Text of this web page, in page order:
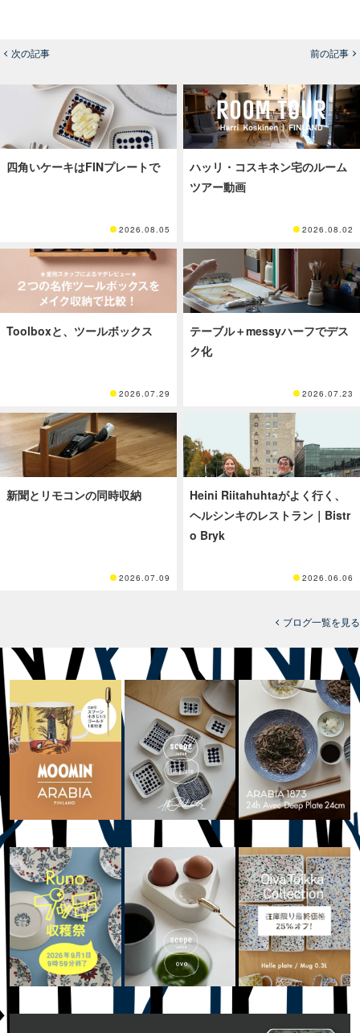
次の記事 前の記事
四角いケーキはFINプレートで
2026.08.05
ハッリ・コスキネン宅のルーム
ツアー動画
2026.08.02
Toolboxと、ツールボックス
2026.07.29
テーブル＋messyハーフでデス
ク化
2026.07.23
新聞とリモコンの同時収納
2026.07.09
Heini Riitahuhtaがよく行く、
ヘルシンキのレストラン｜Bistr
o Bryk
2026.06.06
ブログ一覧を見る